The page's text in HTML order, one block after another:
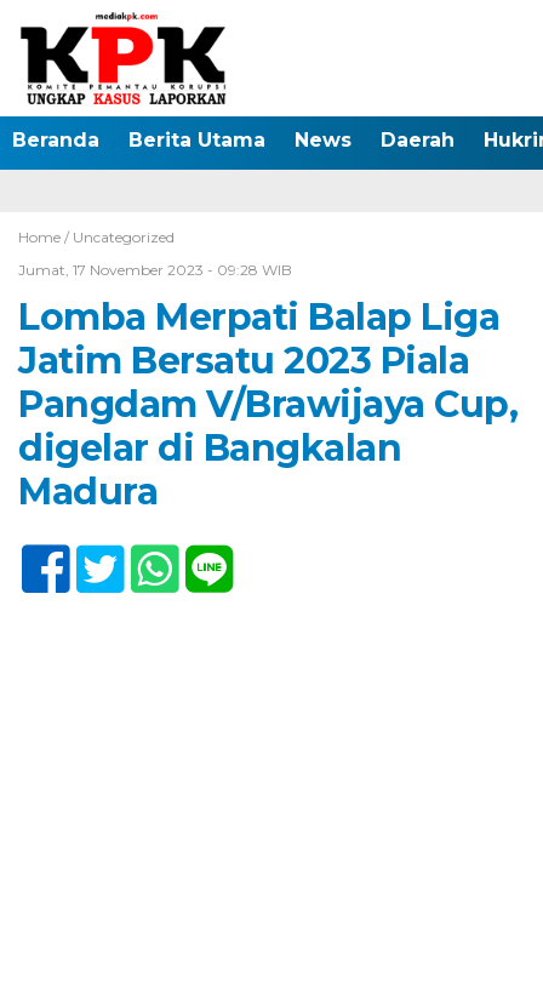
Beranda Berita Utama News Daerah
Home / Uncategorized
Jumat, 17 November 2023 - 09:28 WIB
Lomba Merpati Balap Liga
Jatim Bersatu 2023 Piala
Pangdam V/Brawijaya Cup,
digelar di Bangkalan
Madura